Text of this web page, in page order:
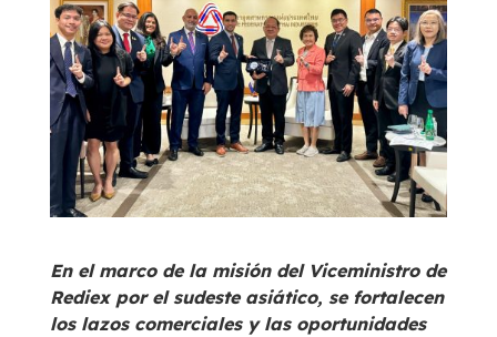
En el marco de la misión del Viceministro de
Rediex por el sudeste asiático, se fortalecen
los lazos comerciales y las oportunidades